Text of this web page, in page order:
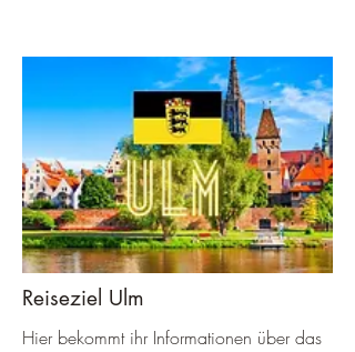
Reiseziel Ulm
Hier bekommt ihr Informationen über das